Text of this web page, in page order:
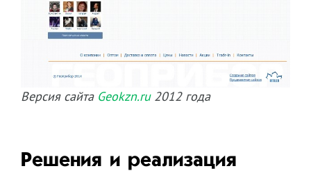
Версия сайта Geokzn.ru2012 года
Решения и реализация